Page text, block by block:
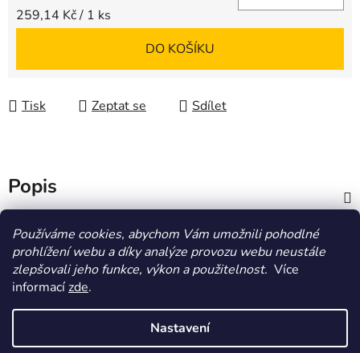
Používáme cookies, abychom Vám umožnili pohodlné
prohlížení webu a díky analýze provozu webu neustále
zlepšovali jeho funkce, výkon a použitelnost. Více
informacízde.
Nastavení
Měrná cena:
259,14 Kč / 1 ks
DO KOŠÍKU
Tisk Zeptat se Sdílet
Popis
Diskuze
HOMOLA-shop.cz ZDE NAJDETE VÝDEJNÍ MÍSTO